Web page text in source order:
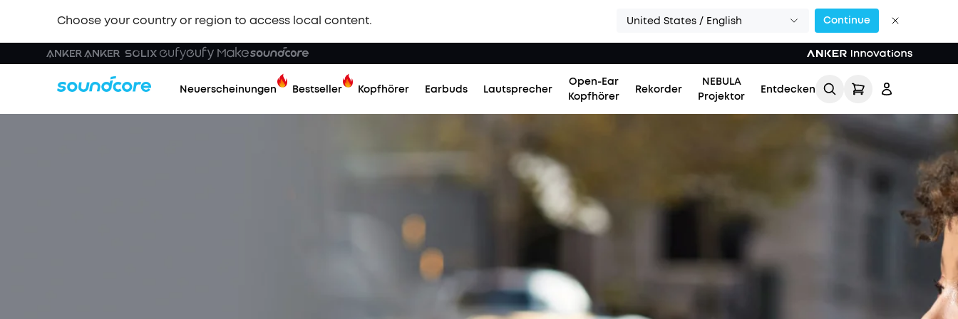
Choose your country or region to access local content. United States / English Continue
Neuerscheinungen Bestseller Kopfhörer Earbuds Lautsprecher
Open-Ear
Kopfhörer
Rekorder
NEBULA
Projektor
Entdecken
Meine Bestellung